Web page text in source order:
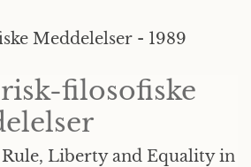
Meddelelser - 1989
filosofiske
Liberty and Equality in